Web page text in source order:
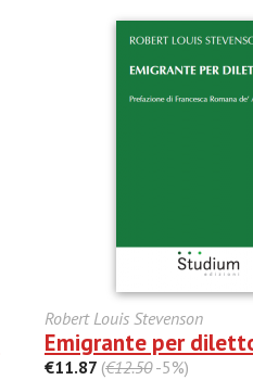
Robert Louis Stevenson
Emigrante per
€11.87 (€12.50-5%)